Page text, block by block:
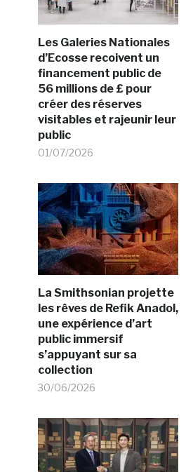
Les Galeries Nationales
d’Ecosse recoivent un
financement public de
56 millions de £ pour
créer des réserves
visitables et rajeunir leur
public
01/07/2026
La Smithsonian projette
les rêves de Refik Anadol,
une expérience d’art
public immersif
s’appuyant sur sa
collection
30/06/2026